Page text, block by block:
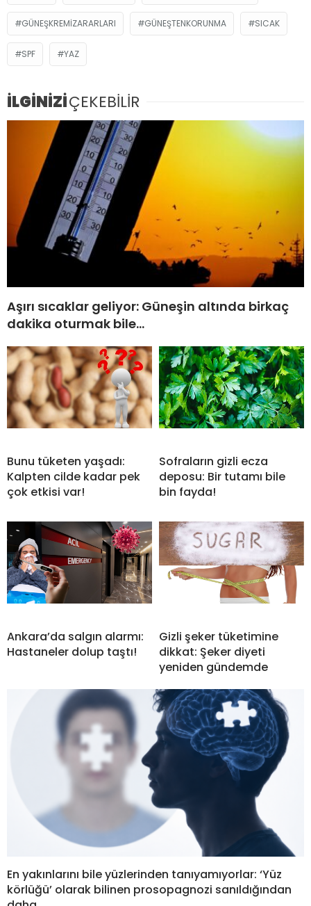
GÜNEŞKREMIZARARLARI GÜNEŞTENKORUNMA SICAK
SPF YAZ
İLGİNİZİÇEKEBİLİR
Aşırı sıcaklar geliyor: Güneşin altında birkaç
dakika oturmak bile…
Bunu tüketen yaşadı:
Kalpten cilde kadar pek
çok etkisi var!
Sofraların gizli ecza
deposu: Bir tutamı bile
bin fayda!
Ankara’da salgın alarmı:
Hastaneler dolup taştı!
Gizli şeker tüketimine
dikkat: Şeker diyeti
yeniden gündemde
En yakınlarını bile yüzlerinden tanıyamıyorlar: ‘Yüz
körlüğü’ olarak bilinen prosopagnozi sanıldığından